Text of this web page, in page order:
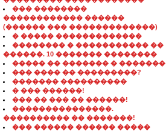
��� ��������
������������ ������
(������ ��� �������������)
� ����� �������������
�������� � ����������� ��
������. 10 ������� ��������
����� �� ������� � �������
��� ���� �� ���������?
������� ����������
� ��� ������!
��� �� ��� �� ������!
���������������.
���������� �� �������!
��� ������ ������ �����